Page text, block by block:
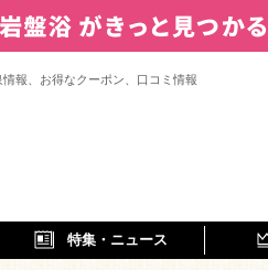
報、お得なクーポン、口コミ情報
特集・ニュース